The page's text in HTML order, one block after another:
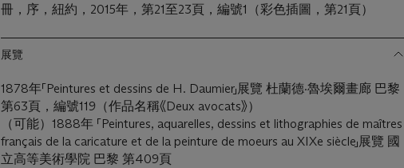
冊，序，紐約，2015年，第21至23頁，編號1（彩色插圖，第21頁）
展覽
1878年「Peintures et dessins de H. Daumier」展覽 杜蘭德·魯埃爾畫廊 巴黎
第63頁，編號119（作品名稱《Deux avocats》）
（可能）1888年 「Peintures, aquarelles, dessins et lithographies de maîtres
français de la caricature et de la peinture de moeurs au XIXe siècle」展覽 國
立高等美術學院 巴黎 第409頁